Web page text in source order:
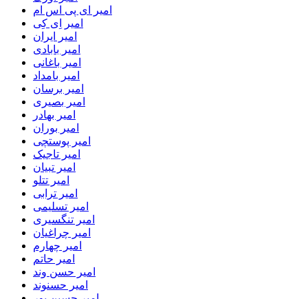
امیر ای پی اس ام
امیر اِی کِی
امیر ایران
امیر بابادی
امیر باغانی
امیر بامداد
امیر برسان
امیر بصیری
امیر بهادر
امیر بوران
امیر پوستچی
امیر تاجیک
امیر تبیان
امیر تتلو
امیر ترابی
امیر تسلیمی
امیر تنگسیری
امیر چراغیان
امیر چهارم
امیر حاتم
امیر حسن وند
امیر حسنوند